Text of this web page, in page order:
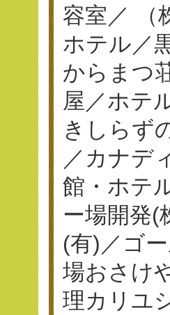
容室／ （
ホテル／
からまつ
屋／ホテ
きしらず
／カナデ
館・ホテ
ー場開発(
(有)／ゴ
場おさけ
理カリユ